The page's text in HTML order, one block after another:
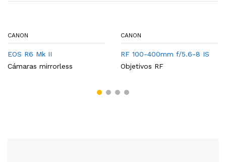
CANON
EOS R6 Mk II
Cámaras mirrorless
CANON
RF 100-400mm f/5.6-8 IS
Objetivos RF